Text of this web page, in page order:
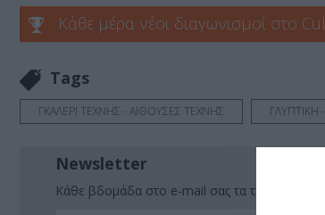
Κάθε μέρα νέοι διαγωνισμοί στο
Tags
ΓΚΑΛΕΡΙ ΤΕΧΝΗΣ - ΑΙΘΟΥΣΕΣ ΤΕΧΝΗΣ ΓΛΥΠΤΙΚΗ
Newsletter
Κάθε βδομάδα στο e-mail σας τα τελευταία